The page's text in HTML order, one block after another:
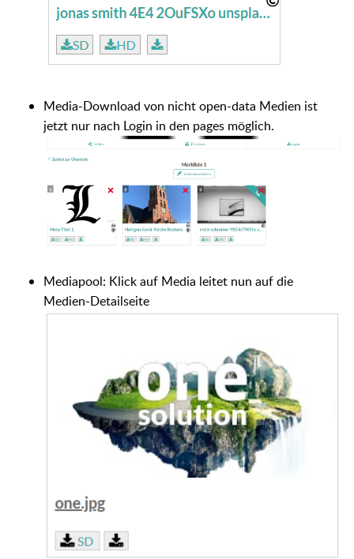
Media-Download von nicht open-data Medien ist
jetzt nur nach Login in den pages möglich.
Mediapool: Klick auf Media leitet nun auf die
Medien-Detailseite